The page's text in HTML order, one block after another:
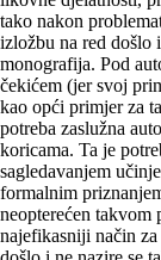
tako nakon
izložbu na red došlo
monografija. Pod
čekićem (jer svoj
kao opći primjer za
potreba zaslužna
koricama. Ta je
sagledavanjem
formalnim
neopterećen takvom
najefikasniji način